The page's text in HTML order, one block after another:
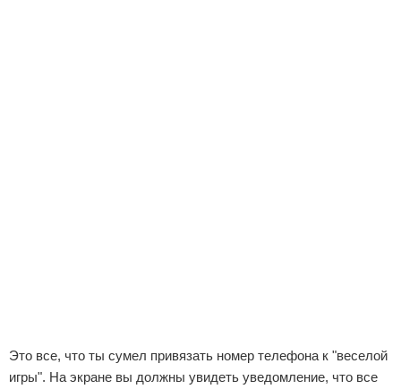
Это все, что ты сумел привязать номер телефона к "веселой
игры". На экране вы должны увидеть уведомление, что все